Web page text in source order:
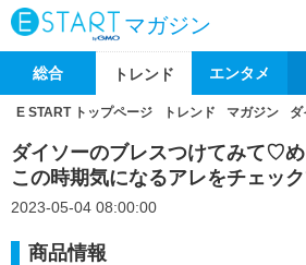
マガジン
総合 トレンド エンタメ
E START トップページ トレンド マガジン
ダイソーのブレスつけてみて♡
この時期気になるアレをチェッ
2023-05-04 08:00:00
商品情報